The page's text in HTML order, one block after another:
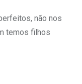
não nos
temos filhos